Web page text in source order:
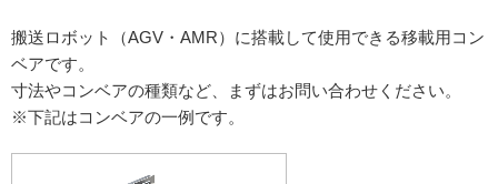
搬送ロボット（AGV・AMR）に搭載して使用できる移載用コン
ベアです。
寸法やコンベアの種類など、まずはお問い合わせください。
※下記はコンベアの一例です。